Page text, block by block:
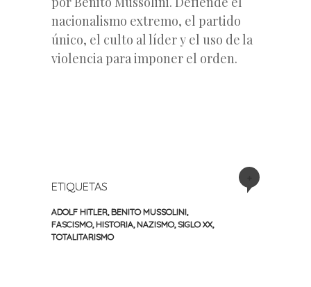
nacionalismo extremo, el partido
único, el culto al líder y el uso de la
violencia para imponer el orden.
ETIQUETAS
ADOLF HITLER BENITO MUSSOLINI
FASCISMO, HISTORIA NAZISMO, SIGLO XX,
TOTALITARISMO